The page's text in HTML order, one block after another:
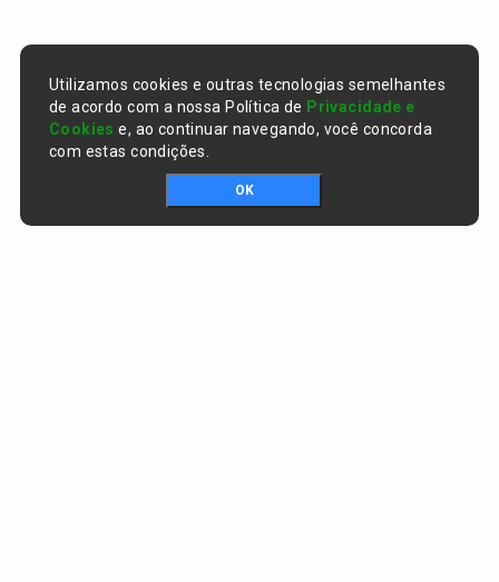
Utilizamos cookies e outras tecnologias semelhantes
de acordo com a nossa Política de Privacidade e
Cookies e, ao continuar navegando, você concorda
com estas condições.
OK